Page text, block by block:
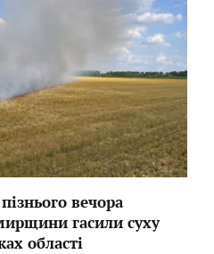
вечора
гасили суху
області